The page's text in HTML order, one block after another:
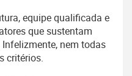
equipe qualificada e
que sustentam
nem todas
critérios.